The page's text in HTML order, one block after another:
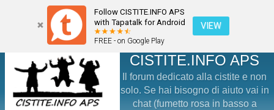
Follow CISTITE.INFO APS
with Tapatalk for Android
FREE - on Google Play
VIEW
CISTITE.INFO APS
Il forum dedicato alla cistite e non
solo. Se hai bisogno di aiuto vai in
chat (fumetto rosa in basso a